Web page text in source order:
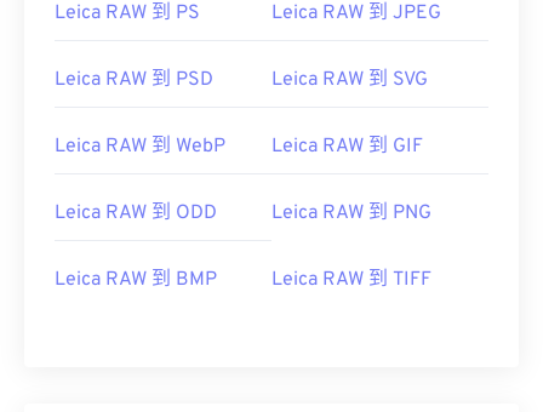
Leica RAW 到 PS Leica RAW 到 JPEG
Leica RAW 到 PSD Leica RAW 到 SVG
Leica RAW 到 WebP Leica RAW 到 GIF
Leica RAW 到 ODD Leica RAW 到 PNG
Leica RAW 到 BMP Leica RAW 到 TIFF